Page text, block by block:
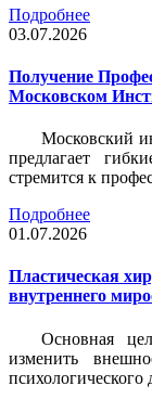
Подробнее
03.07.2026
Получение
Московском
Московский
предлагает
стремится к
Подробнее
01.07.2026
Пластическая
внутреннего
Основная
изменить
психологического